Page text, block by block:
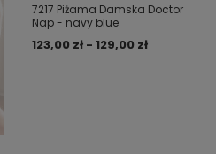
7217 Piżama Damska Doctor
Nap - navy blue
123,00 zł - 129,00 zł